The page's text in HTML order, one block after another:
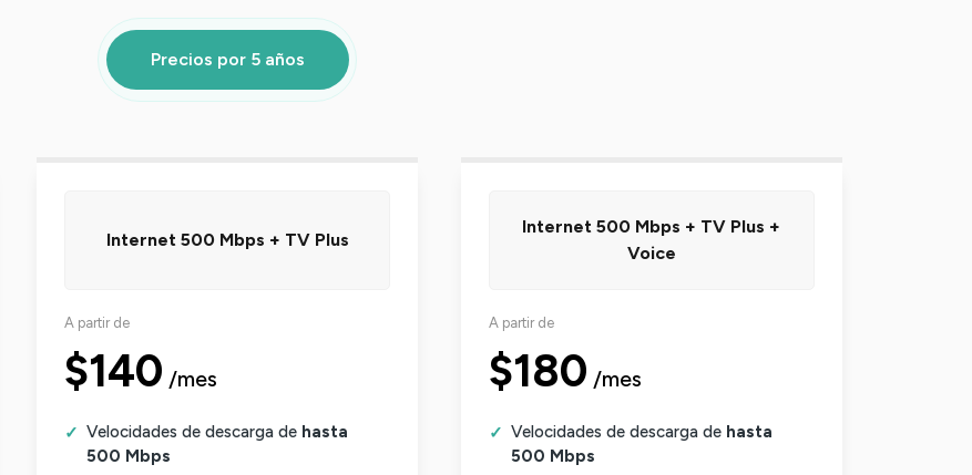
Precios por 5 años
Internet 500 Mbps + TV Plus
A partir de
$140 /mes
Velocidades de descarga de hasta
500 Mbps
Internet 500 Mbps + TV Plus +
Voice
A partir de
$180 /mes
Velocidades de descarga dehasta
500 Mbps